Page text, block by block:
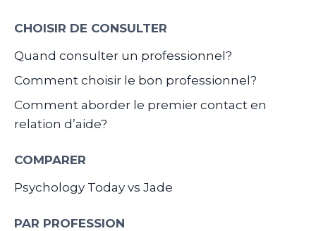
CHOISIR DE CONSULTER
Quand consulter un professionnel?
Comment choisir le bon professionnel?
Comment aborder le premier contact en
relation d’aide?
COMPARER
Psychology Today vs Jade
PAR PROFESSION